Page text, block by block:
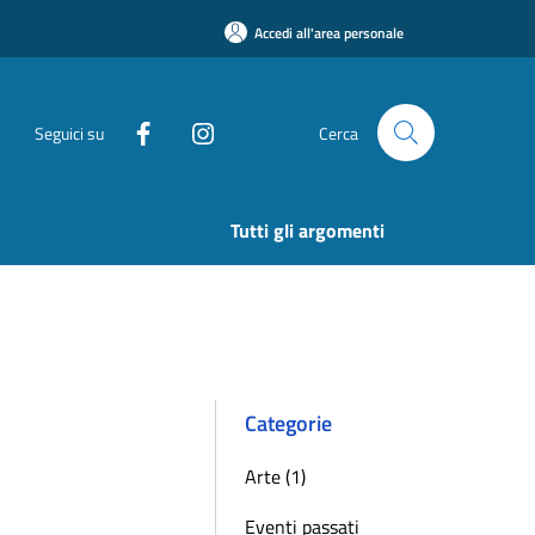
Accedi all'area personale
Seguici su Cerca
Tutti gli argomenti
Categorie
Arte (1)
Eventi passati